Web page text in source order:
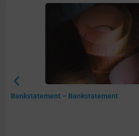
Bankstatement – Bankstatement